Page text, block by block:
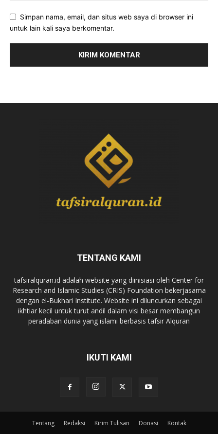
Simpan nama, email, dan situs web saya di browser ini
untuk lain kali saya berkomentar.
TENTANG KAMI
tafsiralquran.id adalah website yang diinisiasi oleh Center for
Research and Islamic Studies (CRIS) Foundation bekerjasama
dengan el-Bukhari Institute. Website ini diluncurkan sebagai
ikhtiar kecil untuk turut andil dalam visi besar membangun
peradaban dunia yang islami berbasis tafsir Alquran
IKUTI KAMI
Tentang Redaksi Kirim Tulisan Donasi Kontak